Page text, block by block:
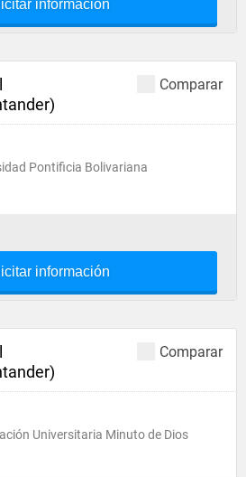
información
Comparar
Pontificia Bolivariana
información
Comparar
Universitaria Minuto de Dios